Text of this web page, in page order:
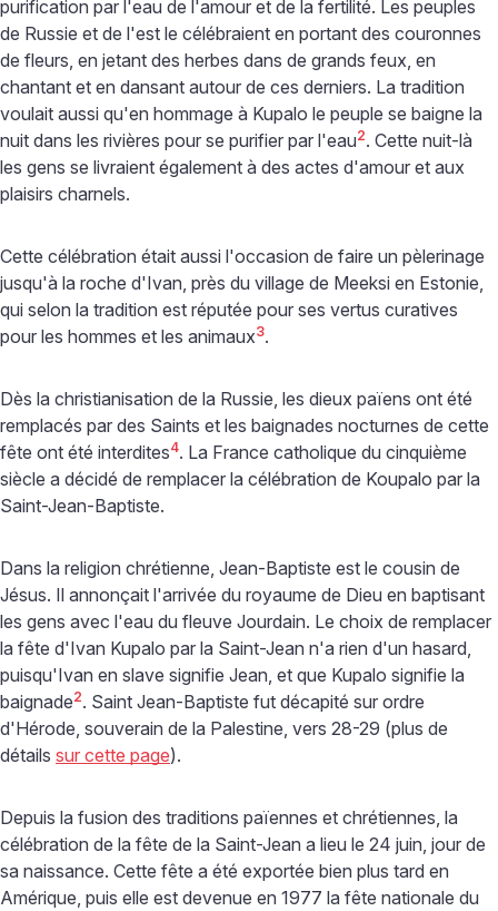
purification par l'eau de l'amour et de la fertilité. Les peuples
de Russie et de l'est le célébraient en portant des couronnes
de fleurs, en jetant des herbes dans de grands feux, en
chantant et en dansant autour de ces derniers. La tradition
voulait aussi qu'en hommage à Kupalo le peuple se baigne la
nuit dans les rivières pour se purifier par l'eau2. Cette nuit-là
les gens se livraient également à des actes d'amour et aux
plaisirs charnels.
Cette célébration était aussi l'occasion de faire un pèlerinage
jusqu'à la roche d'Ivan, près du village de Meeksi en Estonie,
qui selon la tradition est réputée pour ses vertus curatives
pour les hommes et les animaux3.
Dès la christianisation de la Russie, les dieux païens ont été
remplacés par des Saints et les baignades nocturnes de cette
fête ont été interdites4. La France catholique du cinquième
siècle a décidé de remplacer la célébration de Koupalo par la
Saint-Jean-Baptiste.
Dans la religion chrétienne, Jean-Baptiste est le cousin de
Jésus. Il annonçait l'arrivée du royaume de Dieu en baptisant
les gens avec l'eau du fleuve Jourdain. Le choix de remplacer
la fête d'Ivan Kupalo par la Saint-Jean n'a rien d'un hasard,
puisqu'Ivan en slave signifie Jean, et que Kupalo signifie la
baignade2. Saint Jean-Baptiste fut décapité sur ordre
d'Hérode, souverain de la Palestine, vers 28-29 (plus de
détails sur cette page).
Depuis la fusion des traditions païennes et chrétiennes, la
célébration de la fête de la Saint-Jean a lieu le 24 juin, jour de
sa naissance. Cette fête a été exportée bien plus tard en
Amérique, puis elle est devenue en 1977 la fête nationale du